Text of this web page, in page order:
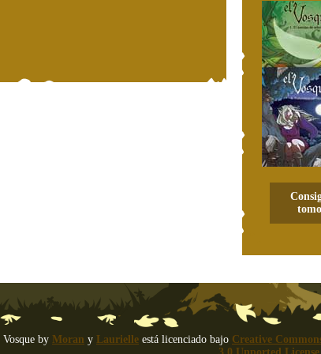
by Moran y Laurielle está licenciado bajo Creative